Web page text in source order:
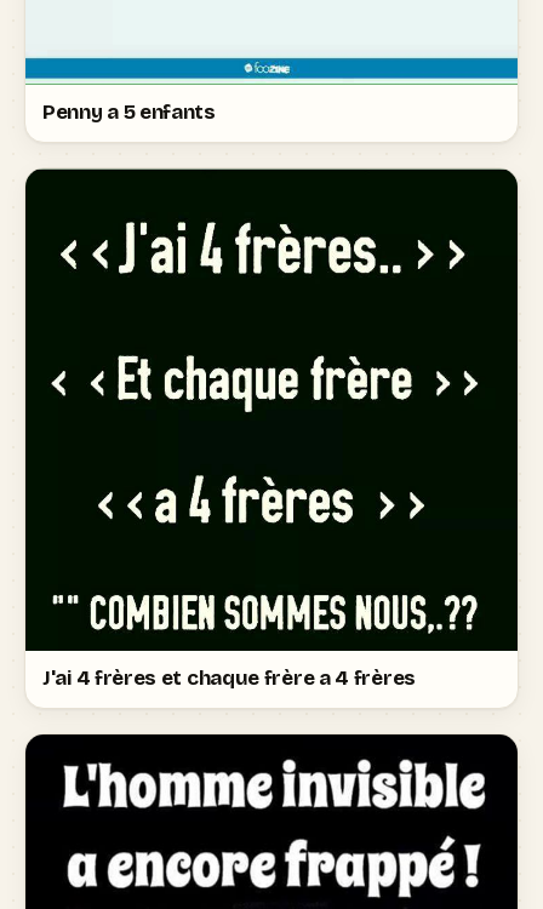
Penny a 5 enfants
J'ai 4 frères et chaque frère a 4 frères